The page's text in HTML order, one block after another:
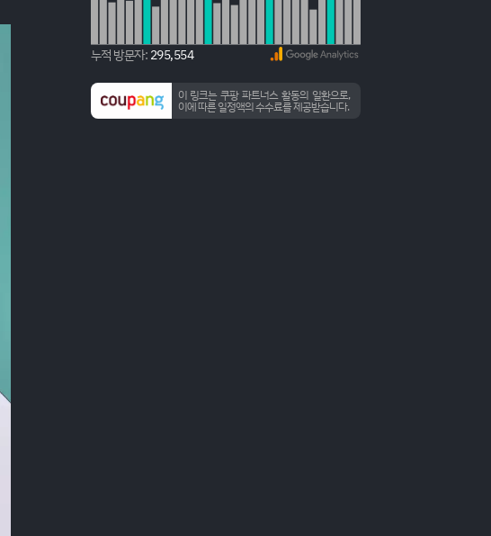
누적 방문자: 295,554
이 링크는 쿠팡 파트너스 활동의 일환으로,
이에 따른 일정액의 수수료를 제공받습니다.